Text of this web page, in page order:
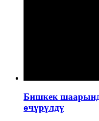
Бишкек
өчүрүлдү